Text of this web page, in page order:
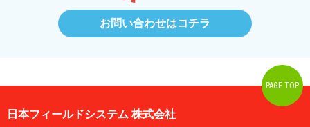
お問い合わせはコチラ
PAGE TOP
日本フィールドシステム 株式会社